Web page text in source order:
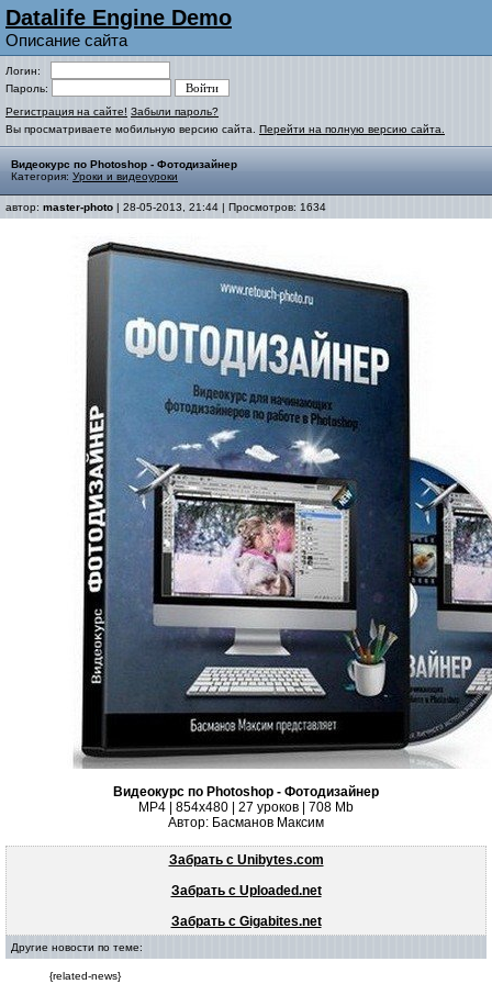
Datalife Engine Demo
Описание сайта
Логин:
Пароль:
Регистрация на сайте! Забыли пароль?
Вы просматриваете мобильную версию сайта. Перейти на полную версию сайта.
Видеокурс по Photoshop - Фотодизайнер
Категория: Уроки и видеоуроки
автор: master-photo | 28-05-2013, 21:44 | Просмотров: 1634
Видеокурс по Photoshop - Фотодизайнер
MP4 | 854x480 | 27 уроков | 708 Mb
Автор: Басманов Максим
Забрать с Unibytes.com
Забрать с Uploaded.net
Забрать с Gigabites.net
Другие новости по теме:
{related-news}